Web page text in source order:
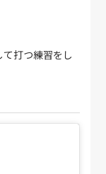
打つ練習をし